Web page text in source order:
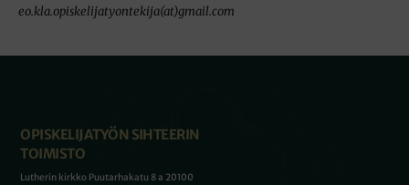
eo.kla.opiskelijatyontekija(at)gmail.com
OPISKELIJATYÖN SIHTEERIN
TOIMISTO
Lutherin kirkko Puutarhakatu 8 a 20100